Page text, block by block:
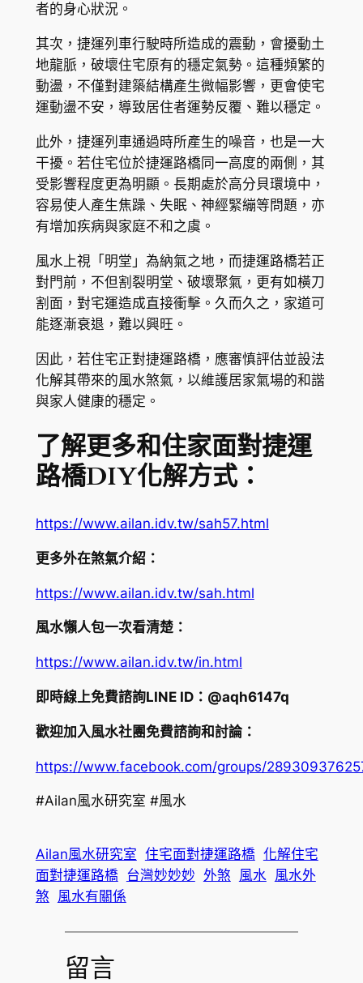
者的身心狀況。
其次，捷運列車行駛時所造成的震動，會擾動土
地龍脈，破壞住宅原有的穩定氣勢。這種頻繁的
動盪，不僅對建築結構產生微幅影響，更會使宅
運動盪不安，導致居住者運勢反覆、難以穩定。
此外，捷運列車通過時所產生的噪音，也是一大
干擾。若住宅位於捷運路橋同一高度的兩側，其
受影響程度更為明顯。長期處於高分貝環境中，
容易使人產生焦躁、失眠、神經緊繃等問題，亦
有增加疾病與家庭不和之虞。
風水上視「明堂」為納氣之地，而捷運路橋若正
對門前，不但割裂明堂、破壞聚氣，更有如橫刀
割面，對宅運造成直接衝擊。久而久之，家道可
能逐漸衰退，難以興旺。
因此，若住宅正對捷運路橋，應審慎評估並設法
化解其帶來的風水煞氣，以維護居家氣場的和諧
與家人健康的穩定。
了解更多和住家面對捷運
路橋DIY化解方式：
https://www.ailan.idv.tw/sah57.html
更多外在煞氣介紹：
https://www.ailan.idv.tw/sah.html
風水懶人包一次看清楚：
https://www.ailan.idv.tw/in.html
即時線上免費諮詢LINE ID：@aqh6147q
歡迎加入風水社團免費諮詢和討論：
https://www.facebook.com/groups/
#Ailan風水研究室 #風水
Ailan風水研究室 住宅面對捷運路橋 化解住宅
面對捷運路橋 台灣妙妙妙 外煞 風水 風水外
煞 風水有關係
留言